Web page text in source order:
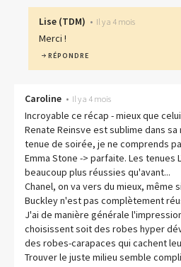
Lise (TDM) • Il y a 4 mois
Merci !
RÉPONDRE
Caroline • Il y a 4 mois
Incroyable ce récap - mieux que celui
Renate Reinsve est sublime dans sa
tenue de soirée, je ne comprends
Emma Stone -> parfaite. Les tenues
beaucoup plus réussies qu'avant...
Chanel, on va vers du mieux, même
Buckley n'est pas complètement
J'ai de manière générale
choisissent soit des robes hyper
des robes-carapaces qui cachent
Trouver le juste milieu semble